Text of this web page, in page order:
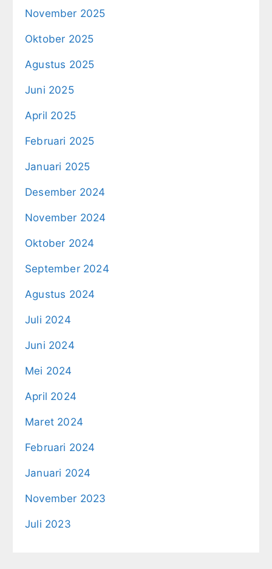
November 2025
Oktober 2025
Agustus 2025
Juni 2025
April 2025
Februari 2025
Januari 2025
Desember 2024
November 2024
Oktober 2024
September 2024
Agustus 2024
Juli 2024
Juni 2024
Mei 2024
April 2024
Maret 2024
Februari 2024
Januari 2024
November 2023
Juli 2023